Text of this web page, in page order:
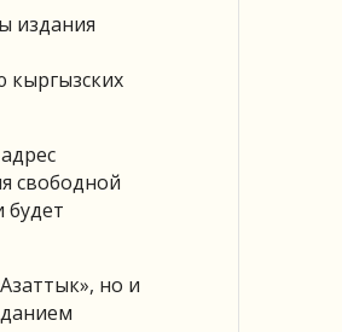
издания
кыргызских
свободной
будет
но и